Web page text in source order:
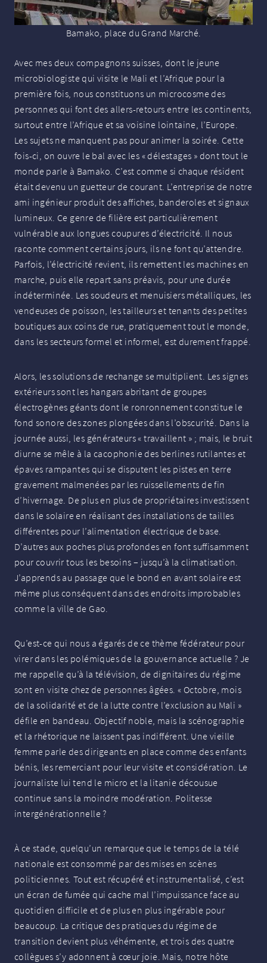
Bamako, place du Grand Marché.
Avec mes deux compagnons suisses, dont le jeune
microbiologiste qui visite le Mali et l’Afrique pour la
première fois, nous constituons un microcosme des
personnes qui font des allers-retours entre les continents,
surtout entre l’Afrique et sa voisine lointaine, l’Europe.
Les sujets ne manquent pas pour animer la soirée. Cette
fois-ci, on ouvre le bal avec les «délestages » dont tout le
monde parle à Bamako. C’est comme si chaque résident
était devenu un guetteur de courant. L’entreprise de notre
ami ingénieur produit des affiches, banderoles et signaux
lumineux. Ce genre de filière est particulièrement
vulnérable aux longues coupures d’électricité. Il nous
raconte comment certains jours, ils ne font qu’attendre.
Parfois, l’électricité revient, ils remettent les machines en
marche, puis elle repart sans préavis, pour une durée
indéterminée. Les soudeurs et menuisiers métalliques, les
vendeuses de poisson, les tailleurs et tenants des petites
boutiques aux coins de rue, pratiquement tout le monde,
dans les secteurs formel et informel, est durement frappé.
Alors, les solutions de rechange se multiplient. Les signes
extérieurs sont les hangars abritant de groupes
électrogènes géants dont le ronronnement constitue le
fond sonore des zones plongées dans l’obscurité. Dans la
journée aussi, les générateurs « travaillent » ; mais, le bruit
diurne se mêle à la cacophonie des berlines rutilantes et
épaves rampantes qui se disputent les pistes en terre
gravement malmenées par les ruissellements de fin
d’hivernage. De plus en plus de propriétaires investissent
dans le solaire en réalisant des installations de tailles
différentes pour l’alimentation électrique de base.
D’autres aux poches plus profondes en font suffisamment
pour couvrir tous les besoins – jusqu’à la climatisation.
J’apprends au passage que le bond en avant solaire est
même plus conséquent dans des endroits improbables
comme la ville de Gao.
Qu’est-ce qui nous a égarés de ce thème fédérateur pour
virer dans les polémiques de la gouvernance actuelle ? Je
me rappelle qu’à la télévision, de dignitaires du régime
sont en visite chez de personnes âgées. « Octobre, mois
de la solidarité et de la lutte contre l’exclusion au Mali »
défile en bandeau. Objectif noble, mais la scénographie
et la rhétorique ne laissent pas indifférent. Une vieille
femme parle des dirigeants en place comme des enfants
bénis, les remerciant pour leur visite et considération. Le
journaliste lui tend le micro et la litanie décousue
continue sans la moindre modération. Politesse
intergénérationnelle ?
À ce stade, quelqu’un remarque que le temps de la télé
nationale est consommé par des mises en scènes
politiciennes. Tout est récupéré et instrumentalisé, c’est
un écran de fumée qui cache mal l’impuissance face au
quotidien difficile et de plus en plus ingérable pour
beaucoup. La critique des pratiques du régime de
transition devient plus véhémente, et trois des quatre
collègues s’y adonnent à cœur joie. Mais, notre hôte